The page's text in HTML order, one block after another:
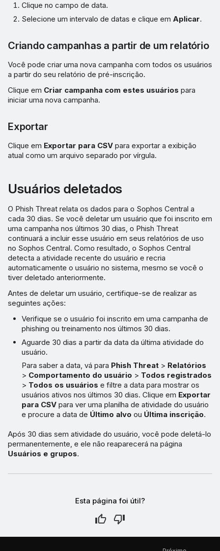
Clique no campo de data.
Selecione um intervalo de datas e clique em Aplicar.
Criando campanhas a partir de um relatório
Você pode criar uma nova campanha com todos os usuários
a partir do seu relatório de pré-inscrição.
Clique em Criar campanha com estes usuários para
iniciar uma nova campanha.
Exportar
Clique em Exportar para CSV para exportar a exibição
atual como um arquivo separado por vírgula.
Usuários deletados
O Phish Threat relata os dados para o Sophos Central a
cada 30 dias. Se você deletar um usuário que foi inscrito em
uma campanha nos últimos 30 dias, o Phish Threat
continuará a incluir esse usuário em seus relatórios de uso
no Sophos Central. Como resultado, o Sophos Central
detecta a atividade recente do usuário e recria
automaticamente o usuário no sistema, mesmo se você o
tiver deletado anteriormente.
Antes de deletar um usuário, certifique-se de realizar as
seguintes ações:
Verifique se o usuário foi inscrito em uma campanha de
phishing ou treinamento nos últimos 30 dias.
Aguarde 30 dias a partir da data da última atividade do
usuário.
Para saber a data, vá para Phish Threat > Relatórios
> Comportamento do usuário > Todos registrados
> Todos os usuários e filtre a data para mostrar os
usuários ativos nos últimos 30 dias. Clique em Exportar
para CSV para ver uma planilha de atividade do usuário
e procure a data de Último alvo ou Última inscrição.
Após 30 dias sem atividade do usuário, você pode deletá-lo
permanentemente, e ele não reaparecerá na página
Usuários e grupos.
Esta página foi útil?